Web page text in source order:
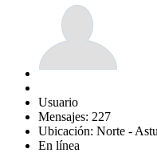
Usuario
Mensajes: 227
Ubicación: Norte -
En línea